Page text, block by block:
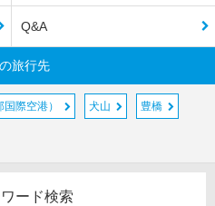
Q&A
旅行先
際空港） 犬山 豊橋
ード検索